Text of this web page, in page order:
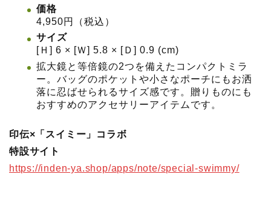
価格
4,950円（税込）
サイズ
[Ｈ] 6 × [Ｗ] 5.8 × [Ｄ] 0.9 (cm)
拡大鏡と等倍鏡の2つを備えたコンパクトミラ
ー。バッグのポケットや小さなポーチにもお洒
落に忍ばせられるサイズ感です。贈りものにも
おすすめのアクセサリーアイテムです。
印伝×「スイミー」コラボ
特設サイト
https://inden-ya.shop/apps/note/special-swimmy/